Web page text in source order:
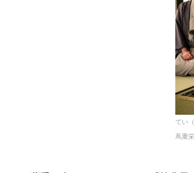
てい
蔦重